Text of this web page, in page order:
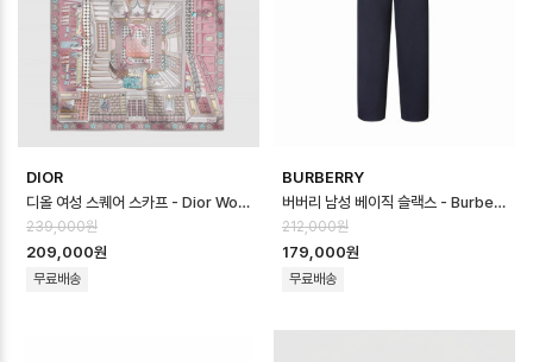
DIOR
디올 여성 스퀘어 스카프 - Dior Womens Square Scarf - acc8735…
239,000원
209,000원
무료배송
BURBERRY
버버리 남성 베이직 슬랙스 - Burberry Mens Basic Slacks - buc1…
212,000원
179,000원
무료배송